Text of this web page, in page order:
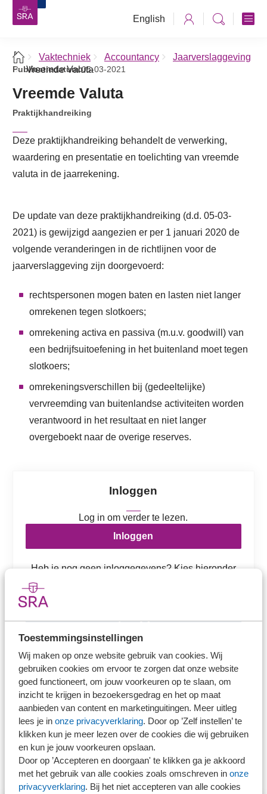
Toestemmingsinstellingen
Wij maken op onze website gebruik van cookies. Wij
gebruiken cookies om ervoor te zorgen dat onze website
goed functioneert, om jouw voorkeuren op te slaan, om
inzicht te krijgen in bezoekersgedrag en het op maat
aanbieden van content en marketinguitingen. Meer uitleg
lees je in onze privacyverklaring. Door op ’Zelf instellen’ te
klikken kun je meer lezen over de cookies die wij gebruiken
en kun je jouw voorkeuren opslaan.
Door op ’Accepteren en doorgaan' te klikken ga je akkoord
met het gebruik van alle cookies zoals omschreven in onze
privacyverklaring. Bij het niet accepteren van alle cookies
English
Vaktechniek Accountancy
Jaarverslaggeving
Vreemde Valuta
Publicatiedatum:05-03-2021
Vreemde Valuta
Praktijkhandreiking
Deze praktijkhandreiking behandelt de verwerking,
waardering en presentatie en toelichting van vreemde
valuta in de jaarrekening.
De update van deze praktijkhandreiking (d.d. 05-03-
2021) is gewijzigd aangezien er per 1 januari 2020 de
volgende veranderingen in de richtlijnen voor de
jaarverslaggeving zijn doorgevoerd:
rechtspersonen mogen baten en lasten niet langer
omrekenen tegen slotkoers;
omrekening activa en passiva (m.u.v. goodwill) van
een bedrijfsuitoefening in het buitenland moet tegen
slotkoers;
omrekeningsverschillen bij (gedeeltelijke)
vervreemding van buitenlandse activiteiten worden
verantwoord in het resultaat en niet langer
overgeboekt naar de overige reserves.
Inloggen
Log in om verder te lezen.
Inloggen
Heb je nog geen inloggegevens? Kies hieronder
Ons kantoor is lid van SRA
Ons kantoor is nog geen lid van SRA